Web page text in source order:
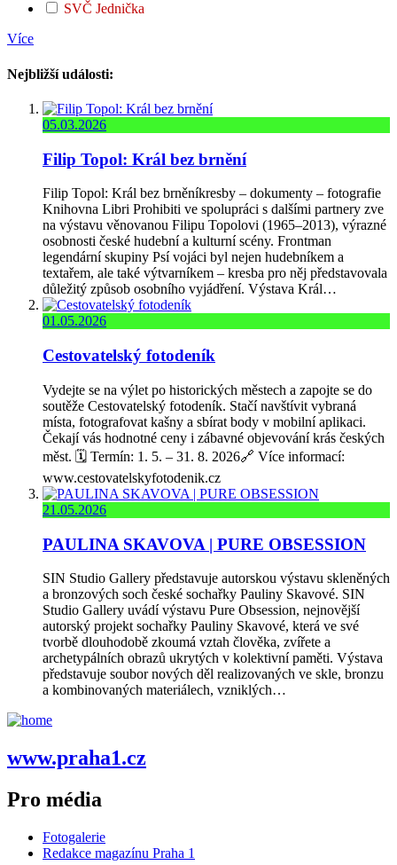
SVČ Jednička
Více
Nejbližší události:
05.03.2026
Filip Topol: Král bez brnění
Filip Topol: Král bez brněníkresby – dokumenty – fotografie
Knihovna Libri Prohibiti ve spolupráci s dalšími partnery zve
na výstavu věnovanou Filipu Topolovi (1965–2013), výrazné
osobnosti české hudební a kulturní scény. Frontman
legendární skupiny Psí vojáci byl nejen hudebníkem a
textařem, ale také výtvarníkem – kresba pro něj představovala
důležitý způsob osobního vyjádření. Výstava Král…
01.05.2026
Cestovatelský fotodeník
Vydejte se na výlet po historických městech a zapojte se do
soutěže Cestovatelský fotodeník. Stačí navštívit vybraná
místa, fotografovat kašny a sbírat body v mobilní aplikaci.
Čekají vás hodnotné ceny i zábavné objevování krás českých
měst. 🗓️ Termín: 1. 5. – 31. 8. 2026🔗 Více informací:
www.cestovatelskyfotodenik.cz
21.05.2026
PAULINA SKAVOVA | PURE OBSESSION
SIN Studio Gallery představuje autorskou výstavu skleněných
a bronzových soch české sochařky Pauliny Skavové. SIN
Studio Gallery uvádí výstavu Pure Obsession, nejnovější
autorský projekt sochařky Pauliny Skavové, která ve své
tvorbě dlouhodobě zkoumá vztah člověka, zvířete a
archetypálních obrazů ukrytých v kolektivní paměti. Výstava
představuje soubor nových děl realizovaných ve skle, bronzu
a kombinovaných materiálech, vzniklých…
www.praha1.cz
Pro média
Fotogalerie
Redakce magazínu Praha 1